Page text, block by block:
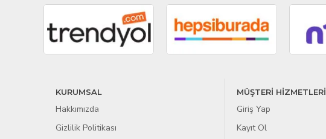
KURUMSAL
Hakkımızda
Gizlilik Politikası
MÜŞTERİ HİZMETLERİ
Giriş Yap
Kayıt Ol